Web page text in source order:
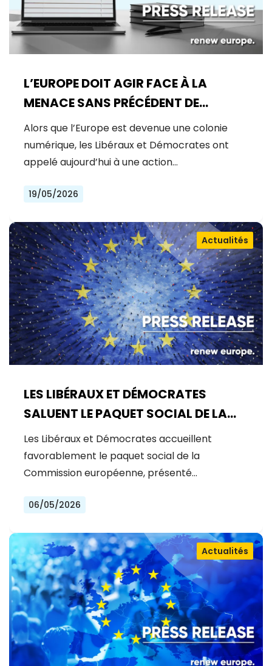
L’EUROPE DOIT AGIR FACE À LA
MENACE SANS PRÉCÉDENT DE
MYTHOS
Alors que l’Europe est devenue une colonie
numérique, les Libéraux et Démocrates ont
appelé aujourd’hui à une action…
19/05/2026
LES LIBÉRAUX ET DÉMOCRATES
SALUENT LE PAQUET SOCIAL DE LA
COMMISSION : UNE AVANCÉE
MAJEURE POUR UNE UE PLUS JUSTE ET
INCLUSIVE
Actualités
Les Libéraux et Démocrates accueillent
favorablement le paquet social de la
Commission européenne, présenté…
06/05/2026
Actualités